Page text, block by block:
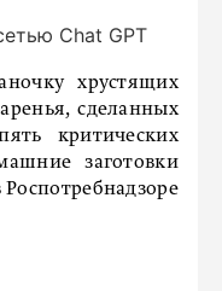
Chat GPT
хрустящих
сделанных
критических
заготовки